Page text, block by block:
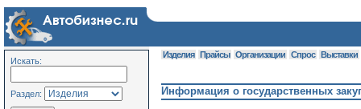
Искать:
Раздел:
Изделия Прайсы Организации Спрос Выставки
Информация о государственных